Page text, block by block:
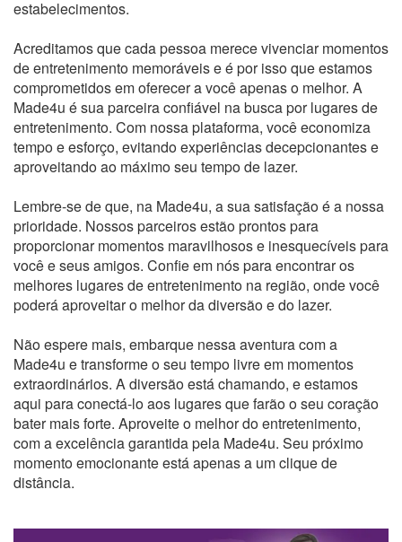
estabelecimentos.
Acreditamos que cada pessoa merece vivenciar momentos
de entretenimento memoráveis e é por isso que estamos
comprometidos em oferecer a você apenas o melhor. A
Made4u é sua parceira confiável na busca por lugares de
entretenimento. Com nossa plataforma, você economiza
tempo e esforço, evitando experiências decepcionantes e
aproveitando ao máximo seu tempo de lazer.
Lembre-se de que, na Made4u, a sua satisfação é a nossa
prioridade. Nossos parceiros estão prontos para
proporcionar momentos maravilhosos e inesquecíveis para
você e seus amigos. Confie em nós para encontrar os
melhores lugares de entretenimento na região, onde você
poderá aproveitar o melhor da diversão e do lazer.
Não espere mais, embarque nessa aventura com a
Made4u e transforme o seu tempo livre em momentos
extraordinários. A diversão está chamando, e estamos
aqui para conectá-lo aos lugares que farão o seu coração
bater mais forte. Aproveite o melhor do entretenimento,
com a excelência garantida pela Made4u. Seu próximo
momento emocionante está apenas a um clique de
distância.